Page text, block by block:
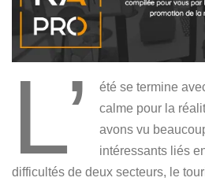
L’
été se termine
calme pour la
avons vu
intéressants liés
difficultés de deux secteurs, le